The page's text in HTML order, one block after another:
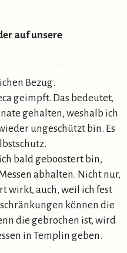
auf unsere
Bezug.
geimpft. Das bedeutet,
gehalten, weshalb ich
ungeschützt bin. Es
bald geboostert bin,
abhalten. Nicht nur,
wirkt, auch, weil ich fest
können die
die gebrochen ist, wird
in Templin geben.